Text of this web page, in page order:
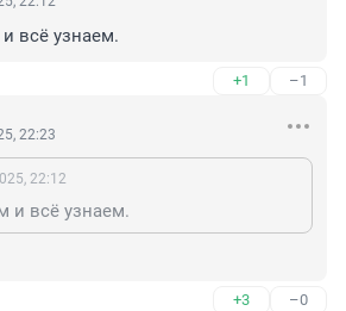
всё узнаем.
+1 –1
22:23
22:12
и всё узнаем.
+3 –0